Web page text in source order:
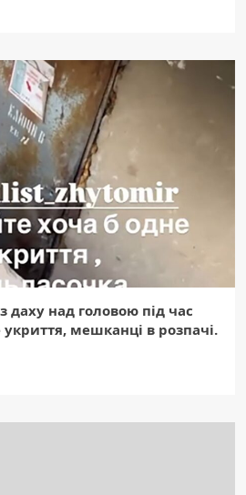
над головою під час
мешканці в розпачі.